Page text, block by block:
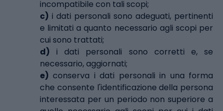
incompatibile con tali scopi;
c) i dati personali sono adeguati, pertinenti
e limitati a quanto necessario agli scopi per
cui sono trattati;
d) i dati personali sono corretti e, se
necessario, aggiornati;
e) conserva i dati personali in una forma
che consente l'identificazione della persona
interessata per un periodo non superiore a